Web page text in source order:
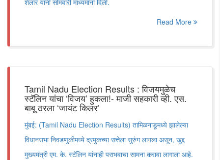
शेलार यांनी सोमवारी माध्यमांना दिली.
Read More
Tamil Nadu Election Results : विजयमुळेच
स्टॅलिन यांचा ‘विजय’ हुकला!- माजी सहकारी व्ही. एस.
बाबू ठरला ‘जायंट किलर’
मुंबई: (Tamil Nadu Election Results) तामिळनाडूमध्ये झालेल्या
विधानसभा निवडणुकीमध्ये द्रमुकच्या सत्तेला सुरुंग लागला असून, खुद्द
मुख्यमंत्री एम. के. स्टॅलिन यांनाही पराभवाचा सामना करावा लागाला आहे.